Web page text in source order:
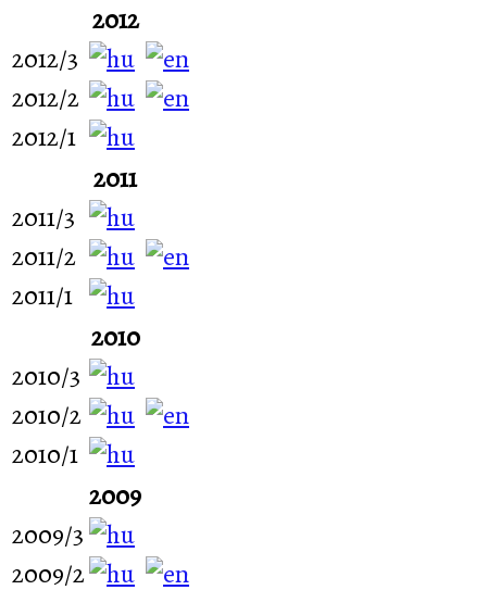
2012
2012/3
2012/2
2012/1
2011
2011/3
2011/2
2011/1
2010
2010/3
2010/2
2010/1
2009
2009/3
2009/2